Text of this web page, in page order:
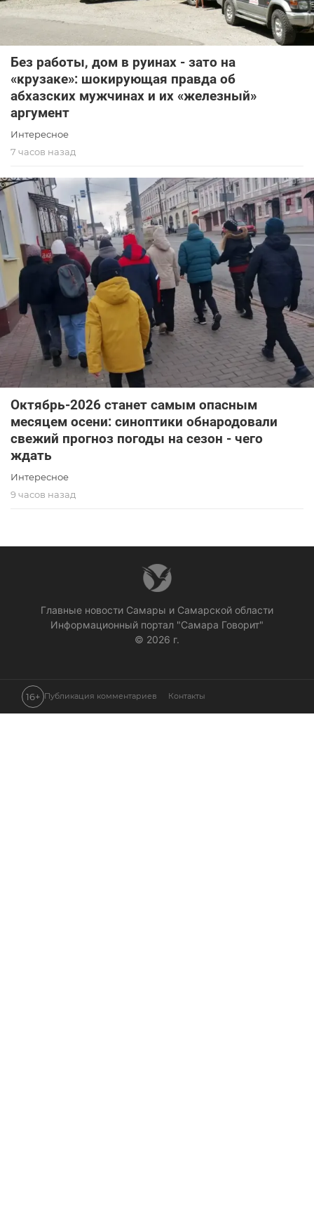
Без работы, дом в руинах - зато на
«крузаке»: шокирующая правда об
абхазских мужчинах и их «железный»
аргумент
Интересное
7 часов назад
Октябрь-2026 станет самым опасным
месяцем осени: синоптики обнародовали
свежий прогноз погоды на сезон - чего
ждать
Интересное
9 часов назад
Главные новости Самары и Самарской области
Информационный портал "Самара Говорит"
© 2026 г.
16+ Публикация комментариев Контакты